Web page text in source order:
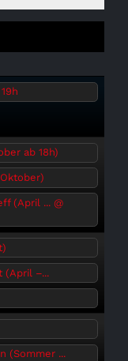
ab 18h)
(April ... @
(April –...
(Sommer ...